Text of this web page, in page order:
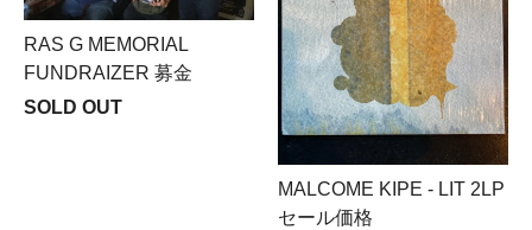
RAS G MEMORIAL
FUNDRAIZER 募金
SOLD OUT
MALCOME KIPE - LIT 2LP
セール価格